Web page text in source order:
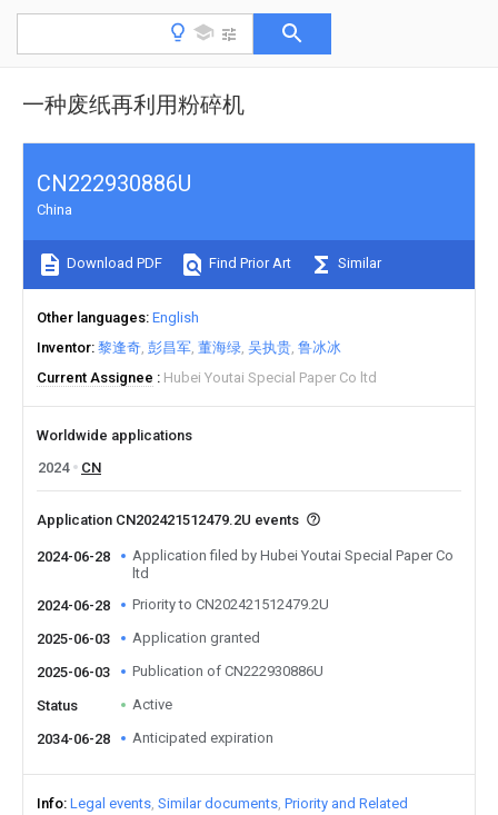
一种废纸再利用粉碎机
CN222930886U
China
Download PDF Find Prior Art Similar
Other languages English
Inventor 黎逢奇 彭昌军 董海绿 吴执贵 鲁冰冰
Current Assignee
Hubei Youtai Special Paper Co ltd
Worldwide applications
2024
CN
Application CN202421512479.2U events
2024-06-28
Application filed by Hubei Youtai Special Paper Co
ltd
2024-06-28
Priority to CN202421512479.2U
2025-06-03 Application granted
2025-06-03 Publication of CN222930886U
Status Active
2034-06-28 Anticipated expiration
Info Legal events Similar documents Priority and Related